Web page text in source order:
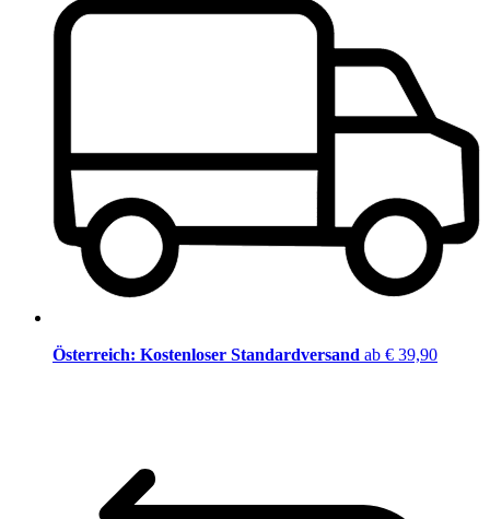
Österreich: Kostenloser Standardversand ab € 39,90